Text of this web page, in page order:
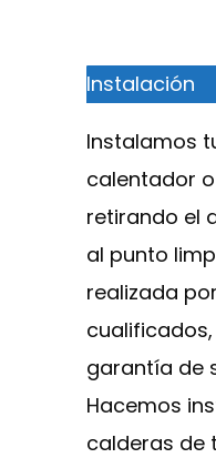
Instalación
Instalamos
calentador
retirando el
al punto
realizada
garantía de
Hacemos
calderas de